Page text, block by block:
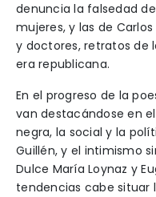
denuncia la falsedad
mujeres, y las de
y doctores, retratos de
era republicana.
En el progreso de la
van destacándose en
negra, la social y la
Guillén, y el intimismo
Dulce María Loynaz y
tendencias cabe situar